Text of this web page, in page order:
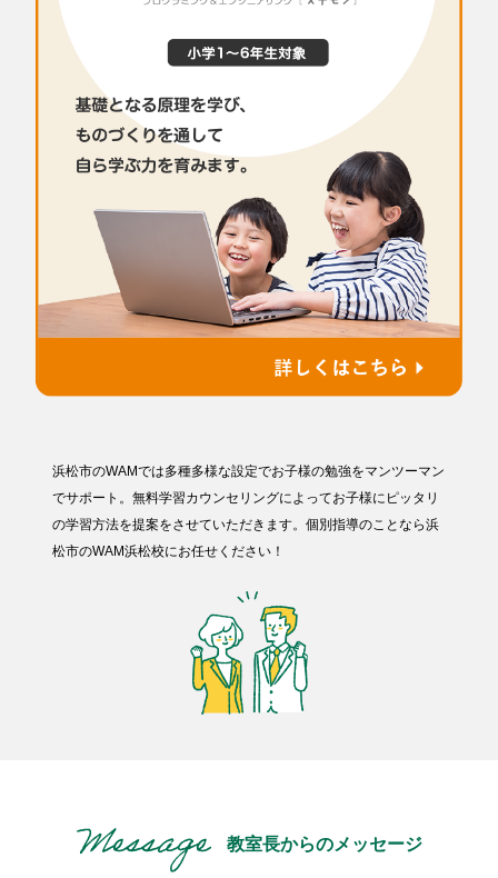
浜松市のWAMでは多種多様な設定でお子様の勉強をマンツーマン
でサポート。無料学習カウンセリングによってお子様にピッタリ
の学習方法を提案をさせていただきます。個別指導のことなら浜
松市のWAM浜松校にお任せください！
教室長からのメッセージ